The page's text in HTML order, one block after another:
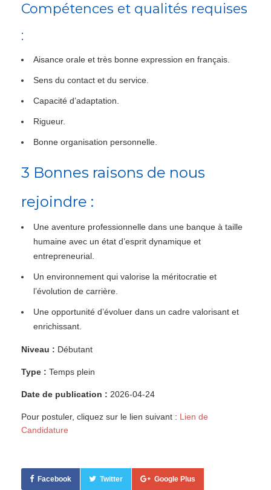
Compétences et qualités requises
:
Aisance orale et très bonne expression en français.
Sens du contact et du service.
Capacité d’adaptation.
Rigueur.
Bonne organisation personnelle.
3 Bonnes raisons de nous
rejoindre :
Une aventure professionnelle dans une banque à taille
humaine avec un état d’esprit dynamique et
entrepreneurial.
Un environnement qui valorise la méritocratie et
l’évolution de carrière.
Une opportunité d’évoluer dans un cadre valorisant et
enrichissant.
Niveau : Débutant
Type : Temps plein
Date de publication : 2026-04-24
Pour postuler, cliquez sur le lien suivant : Lien de
Candidature
Facebook Twitter Google Plus